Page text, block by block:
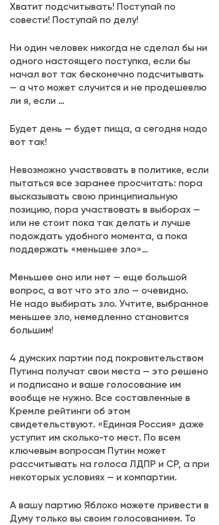
Хватит подсчитывать! Поступай по
совести! Поступай по делу!
Ни один человек никогда не сделал бы ни
одного настоящего поступка, если бы
начал вот так бесконечно подсчитывать
— а что может случится и не продешевлю
ли я, если …
Будет день — будет пища, а сегодня надо
вот так!
Невозможно участвовать в политике, если
пытаться все заранее просчитать: пора
высказывать свою принципиальную
позицию, пора участвовать в выборах —
или не стоит пока так делать и лучше
подождать удобного момента, а пока
поддержать «меньшее зло»…
Меньшее оно или нет — еще большой
вопрос, а вот что это зло — очевидно.
Не надо выбирать зло. Учтите, выбранное
меньшее зло, немедленно становится
большим!
4 думских партии под покровительством
Путина получат свои места — это решено
и подписано и ваше голосование им
вообще не нужно. Все составленные в
Кремле рейтинги об этом
свидетельствуют. «Единая Россия» даже
уступит им сколько-то мест. По всем
ключевым вопросам Путин может
рассчитывать на голоса ЛДПР и СР, а при
некоторых условиях — и компартии.
А вашу партию Яблоко можете привести в
Думу только вы своим голосованием. То